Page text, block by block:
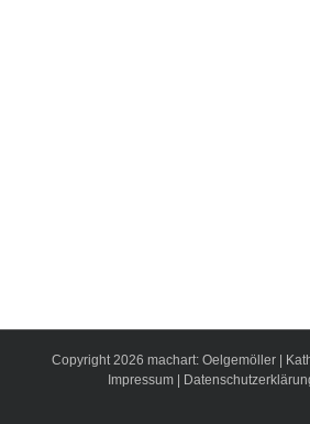
Copyright2026 machart: Oelgemöller
Impressum